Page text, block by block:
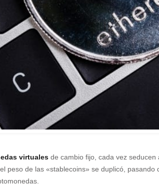
virtuales de cambio fijo, cada vez
peso de las «stablecoins» se duplicó, pasando